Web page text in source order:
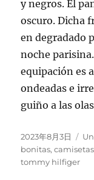
y negros. El
oscuro. Dicha
en degradado
noche
equipación es
ondeadas e
guiño a las
Publicado
el
2023年8月3日
bonitas,
tommy hilfiger